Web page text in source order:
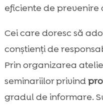
eficiente de prevenire
Cei care doresc să
conștienți de
Prin organizarea
seminariilor privind
gradul de informare.